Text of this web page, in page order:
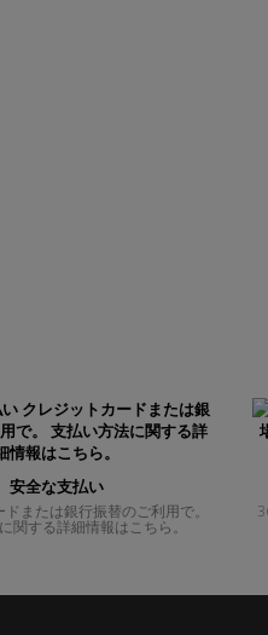
安全な支払い
または銀行振替のご利用で。
関する詳細情報はこちら。